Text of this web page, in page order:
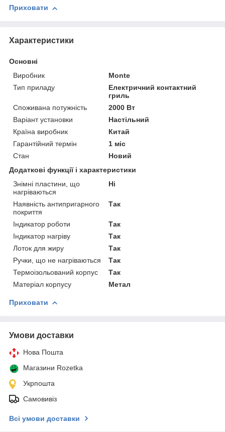
Приховати
Характеристики
Основні
Виробник
Monte
Тип приладу
Електричний контактний
гриль
Споживана потужність
2000 Вт
Варіант установки
Настільний
Країна виробник
Китай
Гарантійний термін
1 міс
Стан
Новий
Додаткові функції і характеристики
Знімні пластини, що
нагріваються
Ні
Наявність антипригарного
покриття
Так
Індикатор роботи
Так
Індикатор нагріву
Так
Лоток для жиру
Так
Ручки, що не нагріваються
Так
Термоізольований корпус
Так
Матеріал корпусу
Метал
Приховати
Умови доставки
Нова Пошта
Магазини Rozetka
Укрпошта
Самовивіз
Всі умови доставки